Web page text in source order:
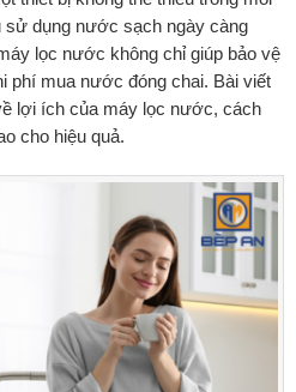
sử dụng nước sạch ngày càng
lọc nước không chỉ giúp bảo vệ
phí mua nước đóng chai. Bài viết
lợi ích của máy lọc nước, cách
cho hiệu quả.